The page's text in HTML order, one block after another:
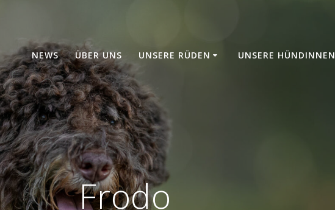
NEWS ÜBER UNS UNSERE RÜDEN UNSERE HÜNDINNEN
Frodo